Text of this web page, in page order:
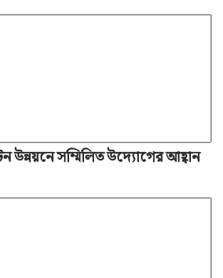
উন্নয়নে সম্মিলিত উদ্যোগের আহ্বান